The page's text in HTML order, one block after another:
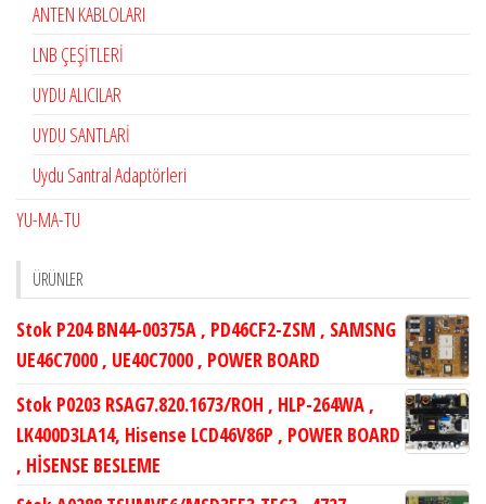
ANTEN KABLOLARI
LNB ÇEŞİTLERİ
UYDU ALICILAR
UYDU SANTLARİ
Uydu Santral Adaptörleri
YU-MA-TU
ÜRÜNLER
Stok P204 BN44-00375A , PD46CF2-ZSM , SAMSNG
UE46C7000 , UE40C7000 , POWER BOARD
Stok P0203 RSAG7.820.1673/ROH , HLP-264WA ,
LK400D3LA14, Hisense LCD46V86P , POWER BOARD
, HİSENSE BESLEME